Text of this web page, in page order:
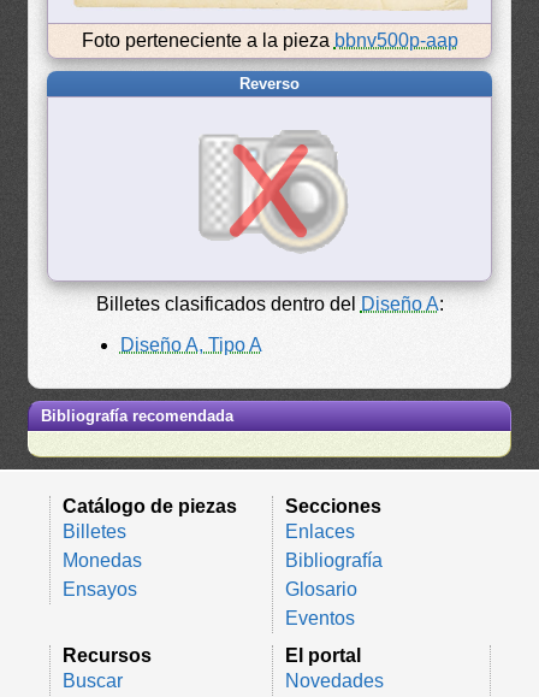
Foto perteneciente a la pieza bbnv500p-aap
Reverso
Billetes clasificados dentro del Diseño A:
Diseño A, Tipo A
Bibliografía recomendada
Catálogo de piezas
Billetes
Monedas
Ensayos
Secciones
Enlaces
Bibliografía
Glosario
Eventos
Recursos
Buscar
El portal
Novedades